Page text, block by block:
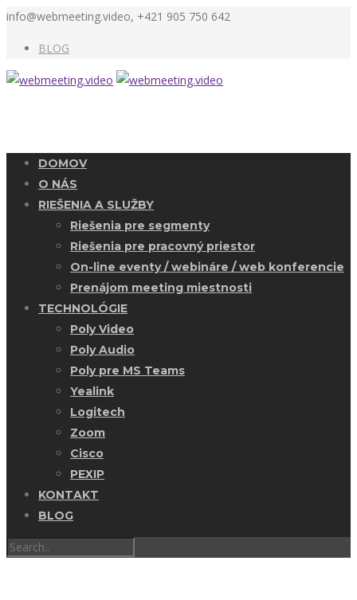
info@webmeeting.video, +421 905 750 642
BLOG
DOMOV
O NÁS
RIEŠENIA A SLUŽBY
Riešenia pre segmenty
Riešenia pre pracovný priestor
On-line eventy / webináre / web konferencie
Prenájom meeting miestnosti
TECHNOLÓGIE
Poly Video
Poly Audio
Poly pre MS Teams
Yealink
Logitech
Zoom
Cisco
PEXIP
KONTAKT
BLOG